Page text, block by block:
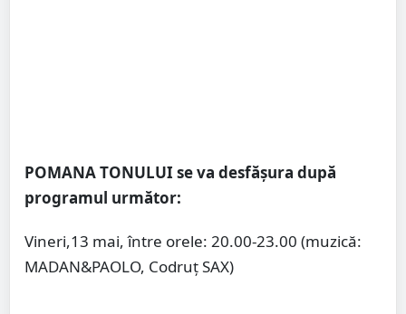
POMANA TONULUI se va desfășura după
programul următor:
Vineri,13 mai, între orele: 20.00-23.00 (muzică:
MADAN&PAOLO, Codruț SAX)